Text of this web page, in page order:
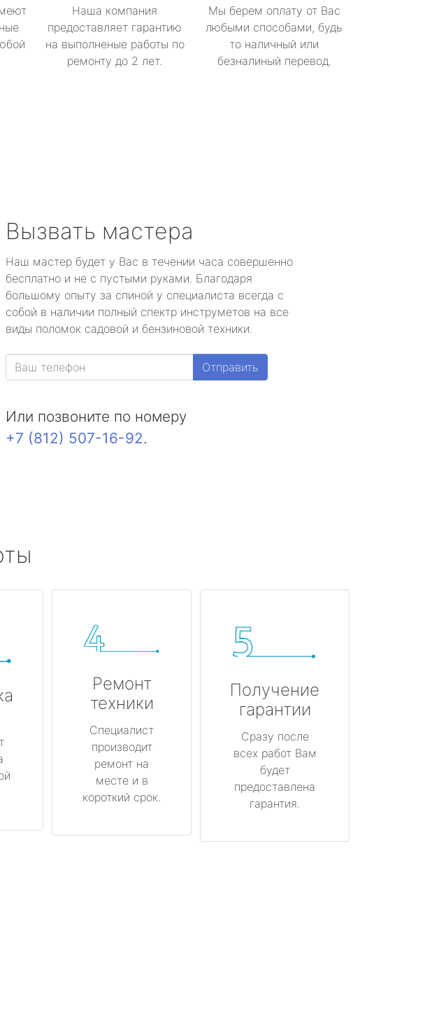
Наша компания
предоставляет гарантию
на выполненые работы по
ремонту до 2 лет.
Мы берем оплату от Вас
любыми способами, будь
то наличный или
безналиный перевод.
Вызвать мастера
Наш мастер будет у Вас в течении часа совершенно
бесплатно и не с пустыми руками. Благодаря
большому опыту за спиной у специалиста всегда с
собой в наличии полный спектр инструметов на все
виды поломок садовой и бензиновой техники.
Отправить
Или позвоните по номеру
+7 (812) 507-16-92.
Ремонт
техники
Специалист
производит
ремонт на
месте и в
короткий срок.
Получение
гарантии
Сразу после
всех работ Вам
будет
предоставлена
гарантия.